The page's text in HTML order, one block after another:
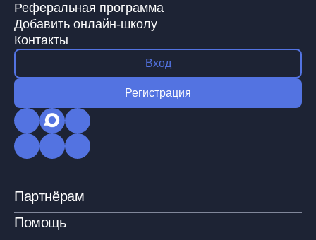
Реферальная программа
Добавить онлайн-школу
Контакты
Вход
Регистрация
Партнёрам
Помощь